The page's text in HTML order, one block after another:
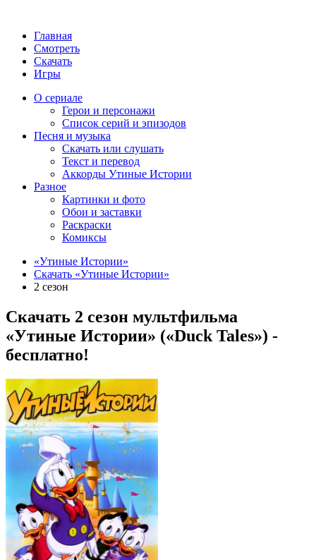
Главная
Смотреть
Скачать
Игры
О сериале
Герои и персонажи
Список серий и эпизодов
Песня и музыка
Скачать или слушать
Текст и перевод
Аккорды Утиные Истории
Разное
Картинки и фото
Обои и заставки
Раскраски
Комиксы
«Утиные Истории»
Скачать «Утиные Истории»
2 сезон
Скачать 2 сезон мультфильма
«Утиные Истории» («Duck Tales») -
бесплатно!